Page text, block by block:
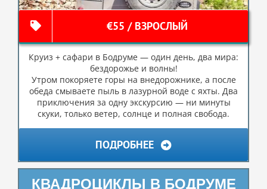
€55 / ВЗРОСЛЫЙ
Круиз + сафари в Бодруме — один день, два мира:
бездорожье и волны!
Утром покоряете горы на внедорожнике, а после
обеда смываете пыль в лазурной воде с яхты. Два
приключения за одну экскурсию — ни минуты
скуки, только ветер, солнце и полная свобода.
ПОДРОБНЕЕ
КВАДРОЦИКЛЫ В БОДРУМЕ